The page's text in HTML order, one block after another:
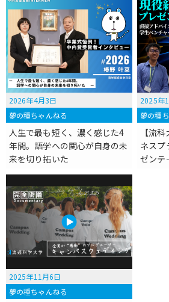
2026年4月3日
夢の種ちゃんねる
人生で最も短く、濃く感じた4
年間。語学への関心が自身の未
来を切り拓いた
2025年
夢の種
【流
ネスプ
ゼンテ
2025年11月6日
夢の種ちゃんねる